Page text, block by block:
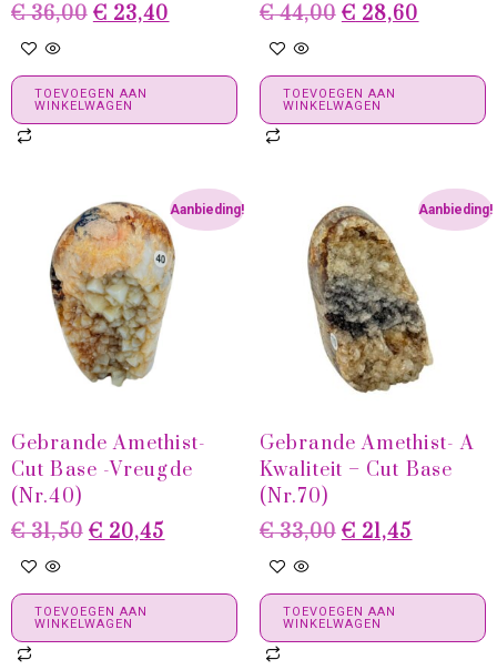
€36,00 € 23,40
TOEVOEGEN AAN
WINKELWAGEN
€44,00 € 28,60
TOEVOEGEN AAN
WINKELWAGEN
Aanbieding!
Gebrande Amethist-
Cut Base -Vreugde
(Nr.40)
€31,50 € 20,45
TOEVOEGEN AAN
WINKELWAGEN
Aanbieding!
Gebrande Amethist- A
Kwaliteit – Cut Base
(Nr.70)
€33,00 € 21,45
TOEVOEGEN AAN
WINKELWAGEN